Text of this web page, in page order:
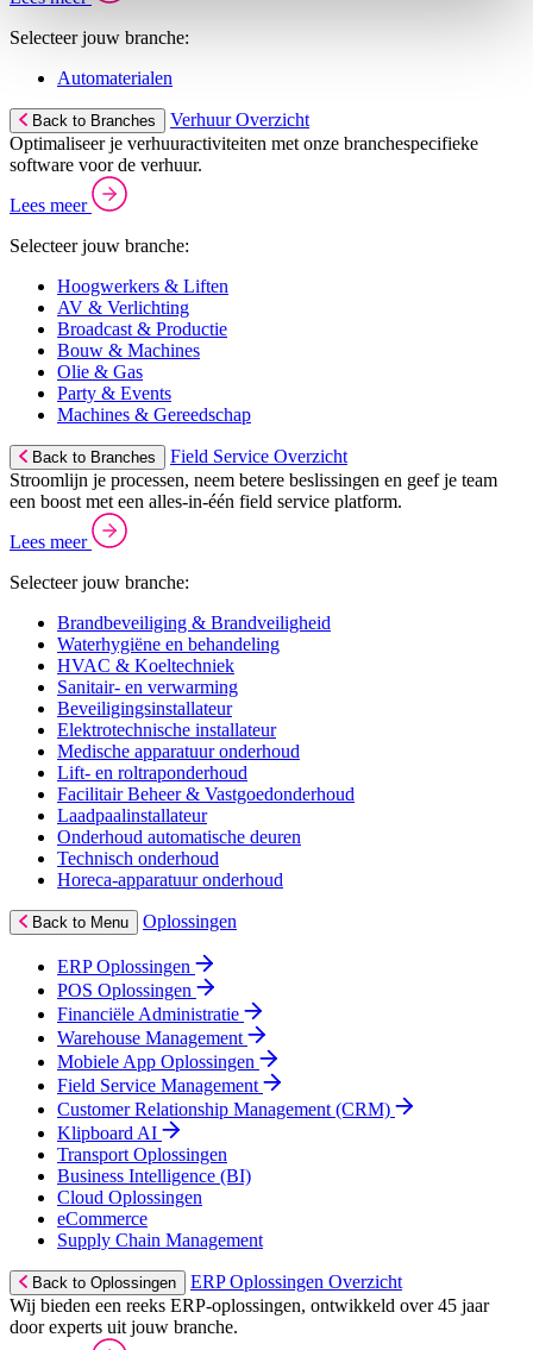
Selecteer jouw branche:
Automaterialen
Back to Branches
Verhuur Overzicht
Optimaliseer je verhuuractiviteiten met onze branchespecifieke
software voor de verhuur.
Lees meer
Selecteer jouw branche:
Hoogwerkers & Liften
AV & Verlichting
Broadcast & Productie
Bouw & Machines
Olie & Gas
Party & Events
Machines & Gereedschap
Back to Branches
Field Service Overzicht
Stroomlijn je processen, neem betere beslissingen en geef je team
een boost met een alles-in-één field service platform.
Lees meer
Selecteer jouw branche:
Brandbeveiliging & Brandveiligheid
Waterhygiëne en behandeling
HVAC & Koeltechniek
Sanitair- en verwarming
Beveiligingsinstallateur
Elektrotechnische installateur
Medische apparatuur onderhoud
Lift- en roltraponderhoud
Facilitair Beheer & Vastgoedonderhoud
Laadpaalinstallateur
Onderhoud automatische deuren
Technisch onderhoud
Horeca-apparatuur onderhoud
Back to Menu Oplossingen
ERP Oplossingen
POS Oplossingen
Financiële Administratie
Warehouse Management
Mobiele App Oplossingen
Field Service Management
Customer Relationship Management (CRM)
Klipboard AI
Transport Oplossingen
Business Intelligence (BI)
Cloud Oplossingen
eCommerce
Supply Chain Management
Back to Oplossingen
ERP Oplossingen Overzicht
Wij bieden een reeks ERP-oplossingen, ontwikkeld over 45 jaar
door experts uit jouw branche.